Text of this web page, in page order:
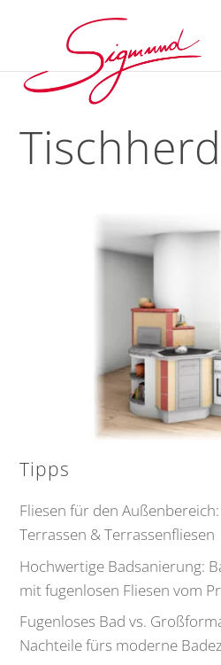
Tischherd
Tipps
Fliesen für den
Terrassen & Terrassenfliesen
Hochwertige Badsanierung:
mit fugenlosen Fliesen vom
Fugenloses Bad vs.
Nachteile fürs moderne